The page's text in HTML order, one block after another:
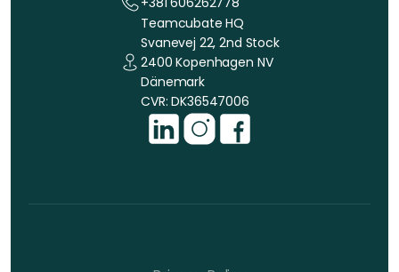
Teamcubate HQ
Svanevej 22, 2nd Stock
2400 Kopenhagen NV
Dänemark
CVR: DK36547006